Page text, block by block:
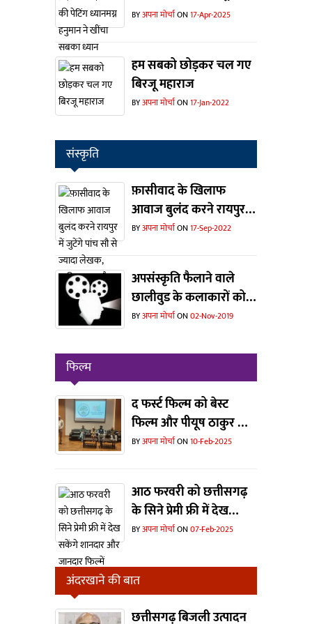
हनुमान ने खींचा सबका
BYअपना मोर्चाON17-Apr-2025
हम सबको छोड़कर चल गए
बिरजू महाराज
BYअपना मोर्चाON17-Jan-2022
संस्कृति
फ़ासीवाद के खिलाफ
आवाज बुलंद करने रायपुर में
जुटेंगे पांच सौ से ज्यादा
संस्कृतिकर्मी
BYअपना मोर्चाON17-Sep-2022
अपसंस्कृति फैलाने वाले
छालीवुड के कलाकारों को
संस्कृति विभाग ने दिखाया
वर्ग में हर्ष
BYअपना मोर्चाON02-Nov-2019
फिल्म
द फर्स्ट फिल्म को बेस्ट
फिल्म और पीयूष ठाकुर को
मिला बेस्ट डायरेक्टर का
BYअपना मोर्चाON10-Feb-2025
आठ फरवरी को छत्तीसगढ़
के सिने प्रेमी फ्री में देख
सकेंगे शानदार और जानदार
BYअपना मोर्चाON07-Feb-2025
अंदरखाने की बात
छत्तीसगढ़ बिजली उत्पादन